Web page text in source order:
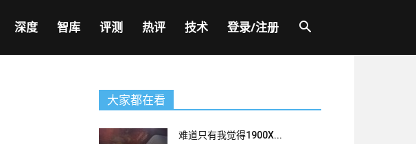
深度 智库 评测 热评 技术 登录/注册
大家都在看
难道只有我觉得1900X...